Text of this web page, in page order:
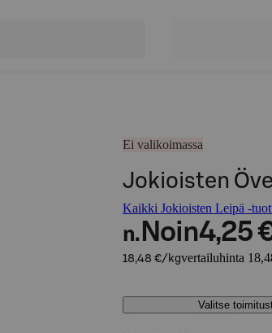
Ei valikoimassa
Jokioisten
Kaikki Jokioisten Leipä -
n. Noin4,25
18,48 €/kgvertailuhinta
Valitse